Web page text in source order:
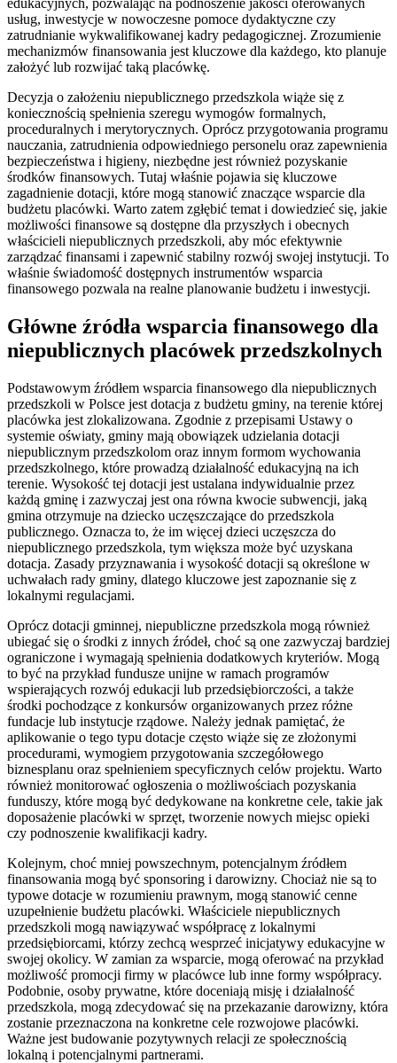
usług, inwestycje w nowoczesne pomoce dydaktyczne czy
zatrudnianie wykwalifikowanej kadry pedagogicznej. Zrozumienie
mechanizmów finansowania jest kluczowe dla każdego, kto planuje
założyć lub rozwijać taką placówkę.
Decyzja o założeniu niepublicznego przedszkola wiąże się z
koniecznością spełnienia szeregu wymogów formalnych,
proceduralnych i merytorycznych. Oprócz przygotowania programu
nauczania, zatrudnienia odpowiedniego personelu oraz zapewnienia
bezpieczeństwa i higieny, niezbędne jest również pozyskanie
środków finansowych. Tutaj właśnie pojawia się kluczowe
zagadnienie dotacji, które mogą stanowić znaczące wsparcie dla
budżetu placówki. Warto zatem zgłębić temat i dowiedzieć się, jakie
możliwości finansowe są dostępne dla przyszłych i obecnych
właścicieli niepublicznych przedszkoli, aby móc efektywnie
zarządzać finansami i zapewnić stabilny rozwój swojej instytucji. To
właśnie świadomość dostępnych instrumentów wsparcia
finansowego pozwala na realne planowanie budżetu i inwestycji.
Główne źródła wsparcia finansowego dla
niepublicznych placówek przedszkolnych
Podstawowym źródłem wsparcia finansowego dla niepublicznych
przedszkoli w Polsce jest dotacja z budżetu gminy, na terenie której
placówka jest zlokalizowana. Zgodnie z przepisami Ustawy o
systemie oświaty, gminy mają obowiązek udzielania dotacji
niepublicznym przedszkolom oraz innym formom wychowania
przedszkolnego, które prowadzą działalność edukacyjną na ich
terenie. Wysokość tej dotacji jest ustalana indywidualnie przez
każdą gminę i zazwyczaj jest ona równa kwocie subwencji, jaką
gmina otrzymuje na dziecko uczęszczające do przedszkola
publicznego. Oznacza to, że im więcej dzieci uczęszcza do
niepublicznego przedszkola, tym większa może być uzyskana
dotacja. Zasady przyznawania i wysokość dotacji są określone w
uchwałach rady gminy, dlatego kluczowe jest zapoznanie się z
lokalnymi regulacjami.
Oprócz dotacji gminnej, niepubliczne przedszkola mogą również
ubiegać się o środki z innych źródeł, choć są one zazwyczaj bardziej
ograniczone i wymagają spełnienia dodatkowych kryteriów. Mogą
to być na przykład fundusze unijne w ramach programów
wspierających rozwój edukacji lub przedsiębiorczości, a także
środki pochodzące z konkursów organizowanych przez różne
fundacje lub instytucje rządowe. Należy jednak pamiętać, że
aplikowanie o tego typu dotacje często wiąże się ze złożonymi
procedurami, wymogiem przygotowania szczegółowego
biznesplanu oraz spełnieniem specyficznych celów projektu. Warto
również monitorować ogłoszenia o możliwościach pozyskania
funduszy, które mogą być dedykowane na konkretne cele, takie jak
doposażenie placówki w sprzęt, tworzenie nowych miejsc opieki
czy podnoszenie kwalifikacji kadry.
Kolejnym, choć mniej powszechnym, potencjalnym źródłem
finansowania mogą być sponsoring i darowizny. Chociaż nie są to
typowe dotacje w rozumieniu prawnym, mogą stanowić cenne
uzupełnienie budżetu placówki. Właściciele niepublicznych
przedszkoli mogą nawiązywać współpracę z lokalnymi
przedsiębiorcami, którzy zechcą wesprzeć inicjatywy edukacyjne w
swojej okolicy. W zamian za wsparcie, mogą oferować na przykład
możliwość promocji firmy w placówce lub inne formy współpracy.
Podobnie, osoby prywatne, które doceniają misję i działalność
przedszkola, mogą zdecydować się na przekazanie darowizny, która
zostanie przeznaczona na konkretne cele rozwojowe placówki.
Ważne jest budowanie pozytywnych relacji ze społecznością
lokalną i potencjalnymi partnerami.